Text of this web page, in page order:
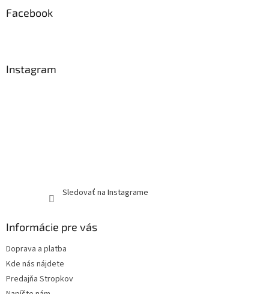
Facebook
Instagram
Sledovať na Instagrame
Informácie pre vás
Doprava a platba
Kde nás nájdete
Predajňa Stropkov